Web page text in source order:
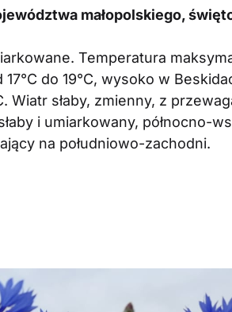
małopolskiego,
Temperatura
do 19°C, wysoko w
Wiatr słaby, zmienny, z
i umiarkowany, północno-
na południowo-zachodni.